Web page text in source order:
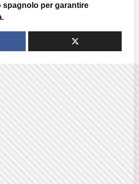
spagnolo per garantire